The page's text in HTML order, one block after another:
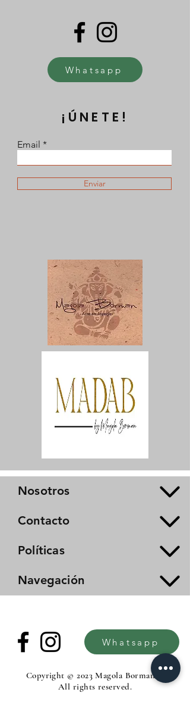
Whatsapp
¡ÚNETE!
Email
Enviar
Nosotros
Contacto
Políticas
Navegación
Whatsapp
Copyright © 2023 Magola Borman®.
All rights reserved.